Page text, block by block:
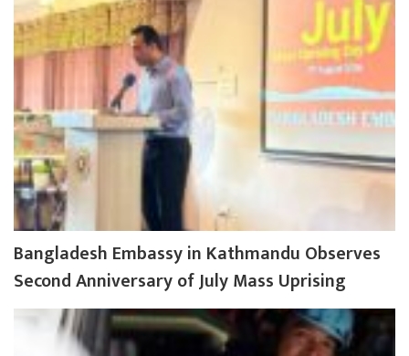
Bangladesh Embassy in Kathmandu Observes
Second Anniversary of July Mass Uprising